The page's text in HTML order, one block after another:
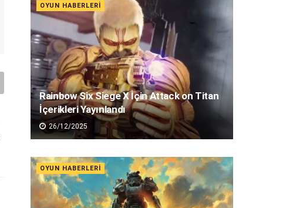
OYUN HABERLERI
Rainbow Six Siege X İçin Attack on Titan
İçerikleri Yayınlandı
26/12/2025
OYUN HABERLERI